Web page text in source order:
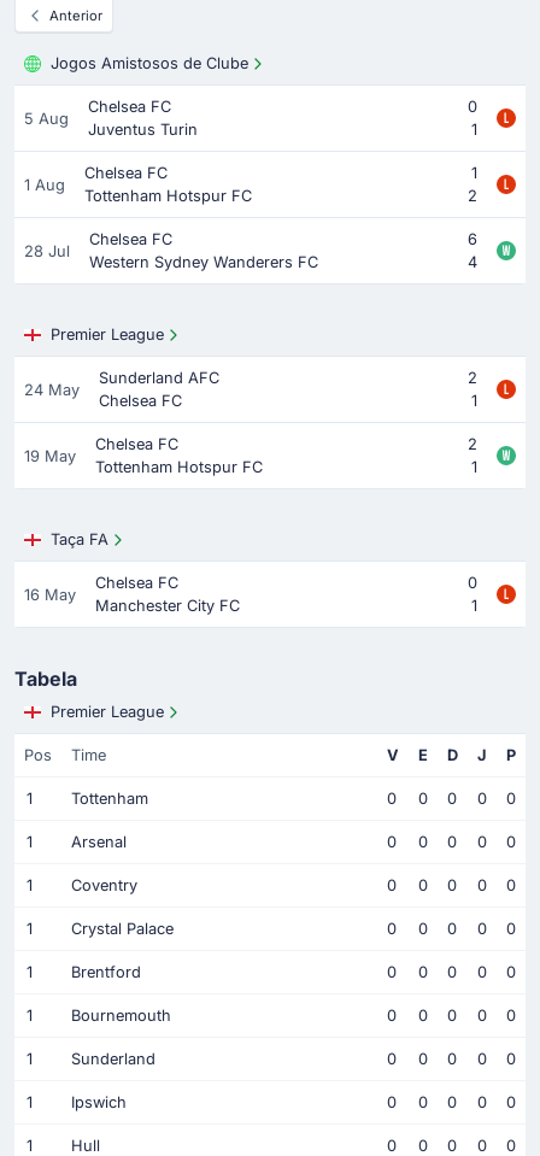
Anterior
Jogos Amistosos de Clube
5 Aug
Chelsea FC
0
Juventus Turin
1
1 Aug
Chelsea FC
1
Tottenham Hotspur FC
2
28 Jul
Chelsea FC
6
Western Sydney Wanderers FC
4
Premier League
24 May
Sunderland AFC
2
Chelsea FC
1
19 May
Chelsea FC
2
Tottenham Hotspur FC
1
Taça FA
16 May
Chelsea FC
0
Manchester City FC
1
Tabela
Premier League
Pos Time V E D J P
1 Tottenham 0 0 0 0 0
1 Arsenal 0 0 0 0 0
1 Coventry 0 0 0 0 0
1 Crystal Palace 0 0 0 0 0
1 Brentford 0 0 0 0 0
1 Bournemouth 0 0 0 0 0
1 Sunderland 0 0 0 0 0
1 Ipswich 0 0 0 0 0
1 Hull 0 0 0 0 0